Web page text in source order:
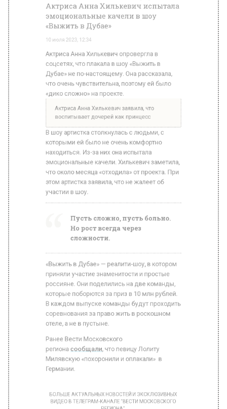
что очень чувствительна, поэтому ей было
«дико сложно» на проекте.
воспитывает дочерей как принцесс
В шоу артистка столкнулась с людьми, с
которыми ей было не очень комфортно
находиться. Из-за них она испытала
эмоциональные качели. Хилькевич заметила,
что около месяца «отходила» от проекта. При
этом артистка заявила, что не жалеет об
участии в шоу.
Пусть сложно, пусть больно.
сложности.
«Выжить в Дубае» — реалити-шоу, в котором
приняли участие знаменитости и простые
россияне. Они поделились на две команды,
которые поборются за приз в 10 млн рублей.
В каждом выпуске команды будут проходить
соревнования за право жить в роскошном
отеле, а не в пустыне.
Ранее Вести Московского
регионасообщали
Германии.